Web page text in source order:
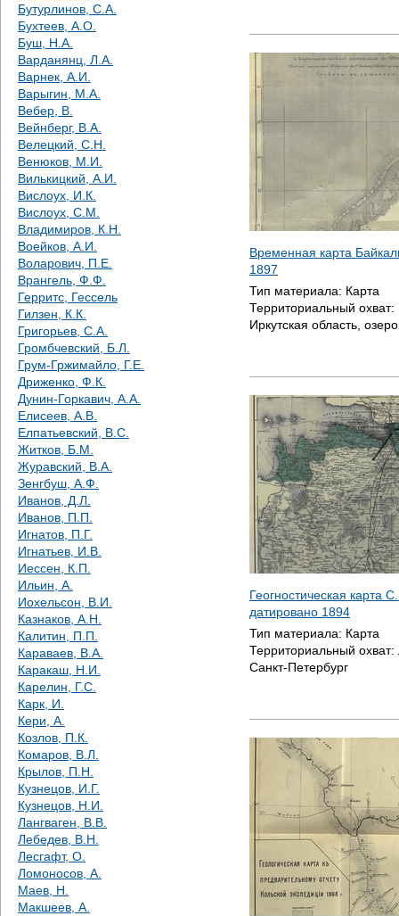
Бутурлинов, С.А.
Бухтеев, А.О.
Буш, Н.А.
Варданянц, Л.А.
Варнек, А.И.
Варыгин, М.А.
Вебер, В.
Вейнберг, В.А.
Велецкий, С.Н.
Венюков, М.И.
Вилькицкий, А.И.
Вислоух, И.К.
Вислоух, С.М.
Владимиров, К.Н.
Воейков, А.И.
Воларович, П.Е.
Врангель, Ф.Ф.
Герритс, Гессель
Гилзен, К.К.
Григорьев, С.А.
Громбчевский, Б.Л.
Грум-Гржимайло, Г.Е.
Дриженко, Ф.К.
Дунин-Горкавич, А.А.
Елисеев, А.В.
Елпатьевский, В.С.
Житков, Б.М.
Журавский, В.А.
Зенгбуш, А.Ф.
Иванов, Д.Л.
Иванов, П.П.
Игнатов, П.Г.
Игнатьев, И.В.
Иессен, К.П.
Ильин, А.
Иохельсон, В.И.
Казнаков, А.Н.
Калитин, П.П.
Караваев, В.А.
Каракаш, Н.И.
Карелин, Г.С.
Карк, И.
Кери, А.
Козлов, П.К.
Комаров, В.Л.
Крылов, П.Н.
Кузнецов, И.Г.
Кузнецов, Н.И.
Лангваген, В.В.
Лебедев, В.Н.
Лесгафт, О.
Ломоносов, А.
Маев, Н.
Макшеев, А.
Временная карта
1897
Тип материала: Карта
Территориальный охват:
Иркутская область,
Геогностическая карта
датировано 1894
Тип материала: Карта
Территориальный охват:
Санкт-Петербург